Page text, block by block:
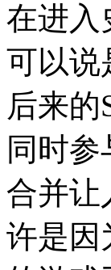
在进入
可以说
后来的
同时参
合并让
许是因